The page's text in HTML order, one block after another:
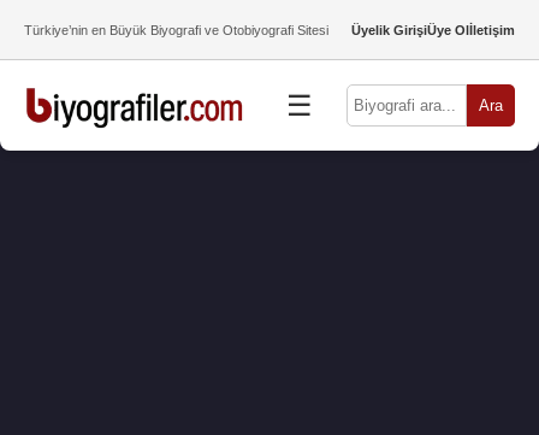
Türkiye’nin en Büyük Biyografi ve Otobiyografi Sitesi Üyelik GirişiÜye Olİletişim
☰ Ara